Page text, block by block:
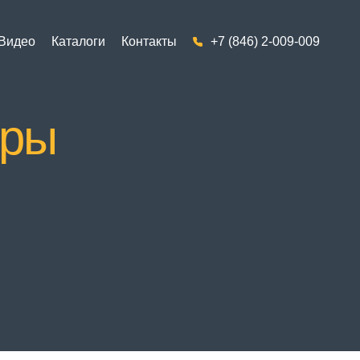
Видео Каталоги Контакты +7 (846) 2-009-009